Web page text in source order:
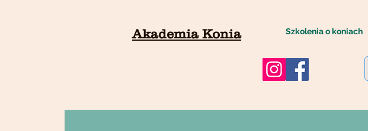
Akademia Konia Szkolenia o koniach